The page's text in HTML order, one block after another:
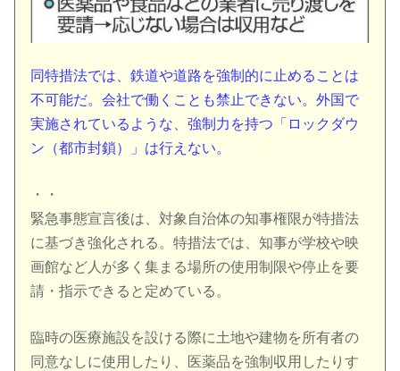
同特措法では、鉄道や道路を強制的に止めることは
不可能だ。会社で働くことも禁止できない。外国で
実施されているような、強制力を持つ「ロックダウ
ン（都市封鎖）」は行えない。
・・
緊急事態宣言後は、対象自治体の知事権限が特措法
に基づき強化される。特措法では、知事が学校や映
画館など人が多く集まる場所の使用制限や停止を要
請・指示できると定めている。
臨時の医療施設を設ける際に土地や建物を所有者の
同意なしに使用したり、医薬品を強制収用したりす